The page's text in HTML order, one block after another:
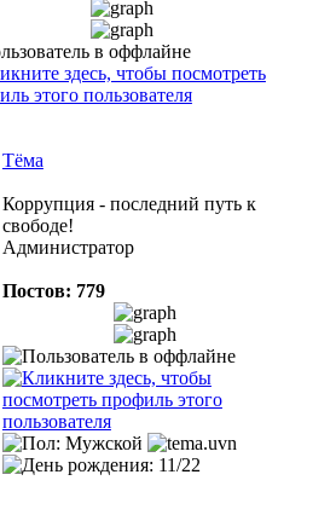
Тёма
Коррупция - последний путь к
свободе!
Администратор
Постов: 779